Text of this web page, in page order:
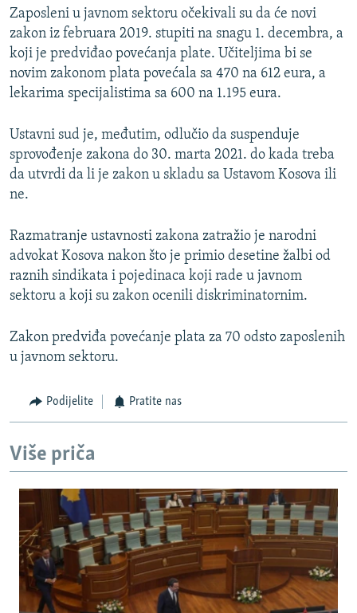
Zaposleni u javnom sektoru očekivali su da će novi
zakon iz februara 2019. stupiti na snagu 1. decembra, a
koji je predviđao povećanja plate. Učiteljima bi se
novim zakonom plata povećala sa 470 na 612 eura, a
lekarima specijalistima sa 600 na 1.195 eura.
Ustavni sud je, međutim, odlučio da suspenduje
sprovođenje zakona do 30. marta 2021. do kada treba
da utvrdi da li je zakon u skladu sa Ustavom Kosova ili
ne.
Razmatranje ustavnosti zakona zatražio je narodni
advokat Kosova nakon što je primio desetine žalbi od
raznih sindikata i pojedinaca koji rade u javnom
sektoru a koji su zakon ocenili diskriminatornim.
Zakon predviđa povećanje plata za 70 odsto zaposlenih
u javnom sektoru.
Podijelite Pratite nas
Više priča